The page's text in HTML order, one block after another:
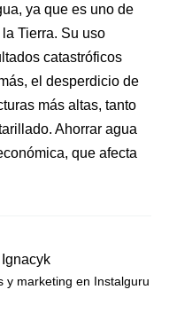
ya que es uno de
Tierra. Su uso
catastróficos
el desperdicio de
más altas, tanto
Ahorrar agua
que afecta
y marketing en Instalguru